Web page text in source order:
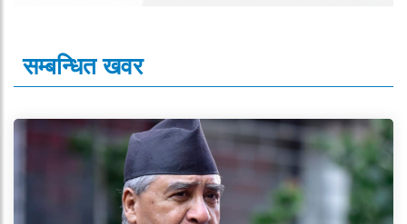
सम्बन्धित खवर